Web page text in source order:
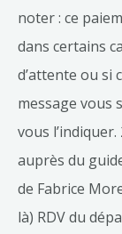
noter : ce
dans certains
d’attente ou si
message vous
vous
auprès du
de Fabrice
là) RDV du